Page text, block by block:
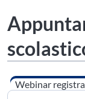
Webinar